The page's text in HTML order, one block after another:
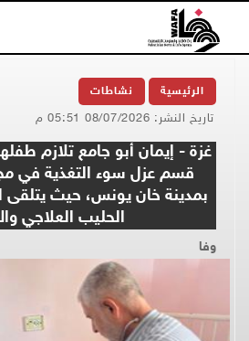
الرئيسية نشاطات
تاريخ النشر: 08/07/2026 05:51 م
غزة - إيمان أبو جامع تلازم
قسم عزل سوء التغذية في
بمدينة خان يونس، حيث
الحليب العلاجي
وفا